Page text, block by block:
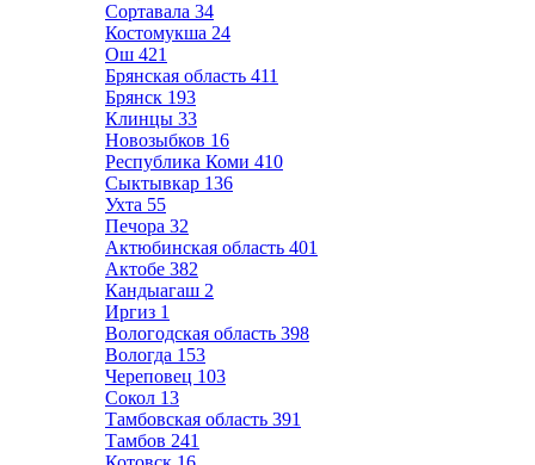
Сортавала 34
Костомукша 24
Ош 421
Брянская область 411
Брянск 193
Клинцы 33
Новозыбков 16
Республика Коми 410
Сыктывкар 136
Ухта 55
Печора 32
Актюбинская область 401
Актобе 382
Кандыагаш 2
Иргиз 1
Вологодская область 398
Вологда 153
Череповец 103
Сокол 13
Тамбовская область 391
Тамбов 241